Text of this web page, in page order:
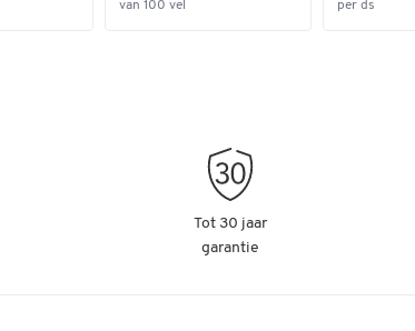
van 100 vel
per ds
Tot 30 jaar
garantie